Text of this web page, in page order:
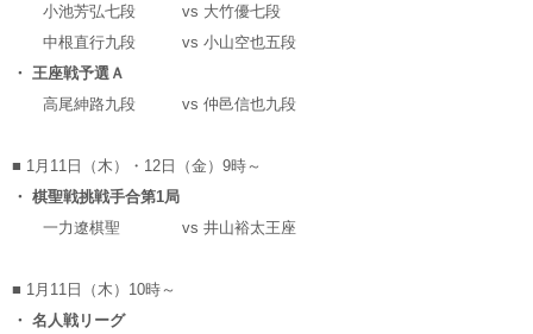
小池芳弘七段
vs 大竹優七段
中根直行九段
vs 小山空也五段
・ 王座戦予選Ａ
高尾紳路九段
vs 仲邑信也九段
■ 1月11日（木）・12日（金）9時～
・ 棋聖戦挑戦手合第1局
一力遼棋聖
vs 井山裕太王座
■ 1月11日（木）10時～
・ 名人戦リーグ